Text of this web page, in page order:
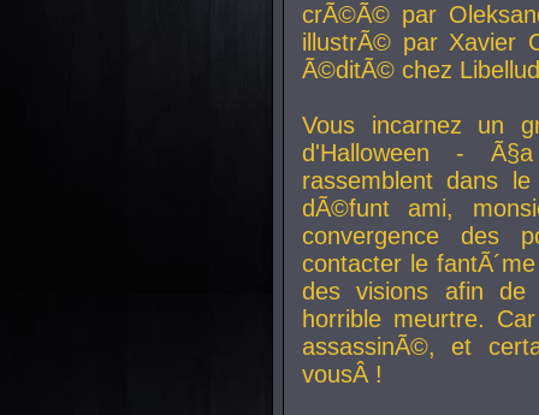
crÃ©Ã© par
illustrÃ© par Xavier
Ã©ditÃ© chez
Vous incarnez un
d'Halloween -
rassemblent dans
dÃ©funt ami,
convergence des
contacter le
des visions afin
horrible meurtre.
assassinÃ©, et
vousÂ !